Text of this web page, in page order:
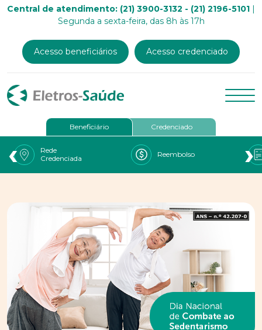
Central de atendimento: (21) 3900-3132 - (21) 2196-5101 |
Segunda a sexta-feira, das 8h às 17h
Acesso beneficiários Acesso credenciado
Beneficiário Credenciado
Rede
Credenciada
Reembolso
‹ ›